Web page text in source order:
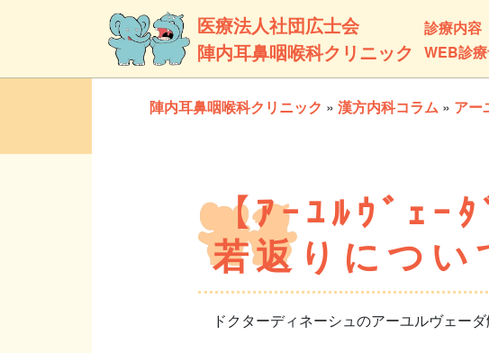
医療法人社団広士会
陣内耳鼻咽喉科クリニック
診療内容
WEB診
陣内耳鼻咽喉科クリニック » 漢方内科コラム » アー
【ｱｰﾕﾙｳﾞｪ
若返りについ
ドクターディネーシュのアーユルヴェーダ